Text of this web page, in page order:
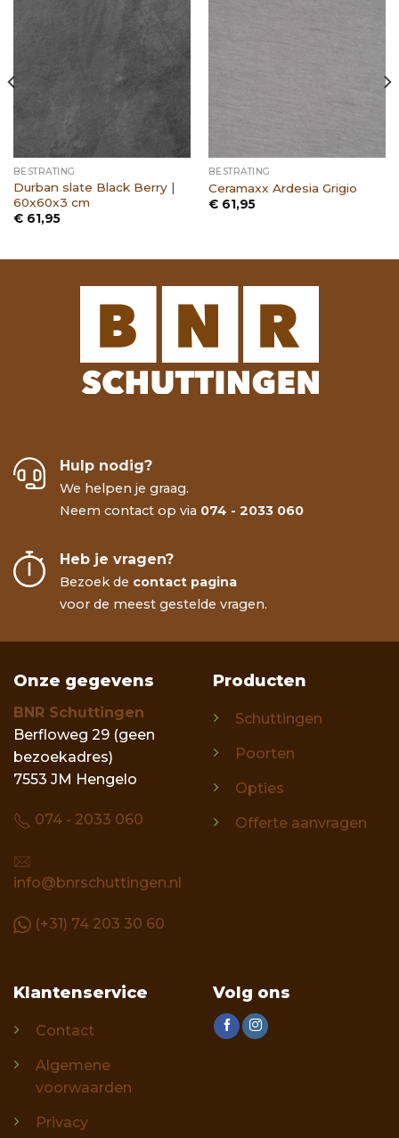
BESTRATING
Durban slate Black Berry |
60x60x3 cm
€61,95
BESTRATING
Ceramaxx Ardesia Grigio
€61,95
Hulp nodig?
We helpen je graag.
Neem contact op via 074 - 2033 060
Heb je vragen?
Bezoek de contact pagina
voor de meest gestelde vragen.
Onze gegevens
BNR Schuttingen
Berfloweg 29 (geen
bezoekadres)
7553 JM Hengelo
074 - 2033 060
info@bnrschuttingen.nl
(+31) 74 203 30 60
Producten
Schuttingen
Poorten
Opties
Offerte aanvragen
Klantenservice
Contact
Algemene
voorwaarden
Privacy
Volg ons